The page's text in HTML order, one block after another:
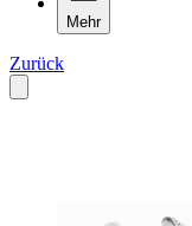
Mehr
Zurück